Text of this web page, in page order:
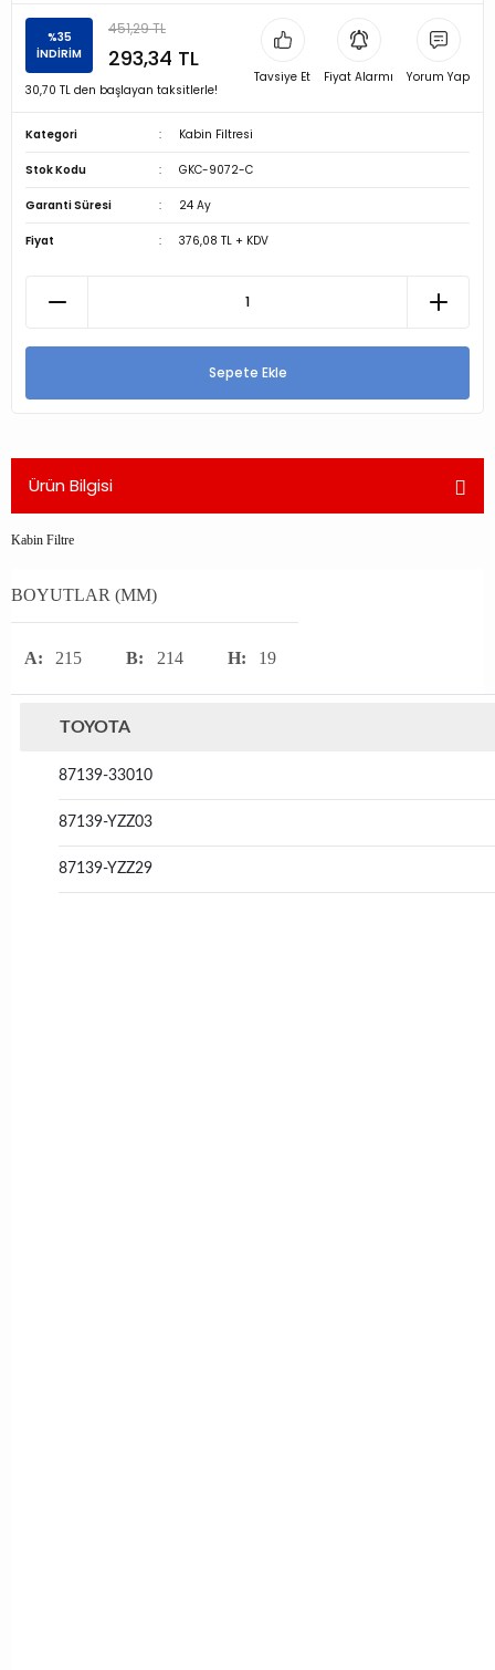
%35
İNDİRİM
451,29 TL
293,34 TL
30,70 TL den başlayan taksitlerle!
Tavsiye Et Fiyat Alarmı Yorum Yap
Kategori Kabin Filtresi
Stok Kodu GKC-9072-C
Garanti Süresi 24 Ay
Fiyat 376,08 TL + KDV
Sepete Ekle
Ürün Bilgisi
Kabin Filtre
BOYUTLAR (MM)
A: 215 B: 214 H: 19
TOYOTA
87139-33010
87139-YZZ03
87139-YZZ29